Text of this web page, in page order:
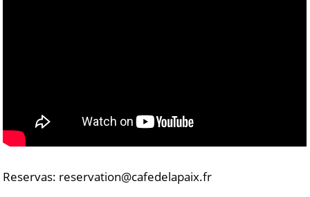
Reservas: reservation@cafedelapaix.fr